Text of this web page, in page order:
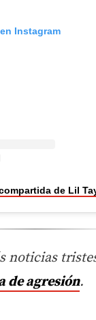
Instagram
de Lil
noticias
de agresión.